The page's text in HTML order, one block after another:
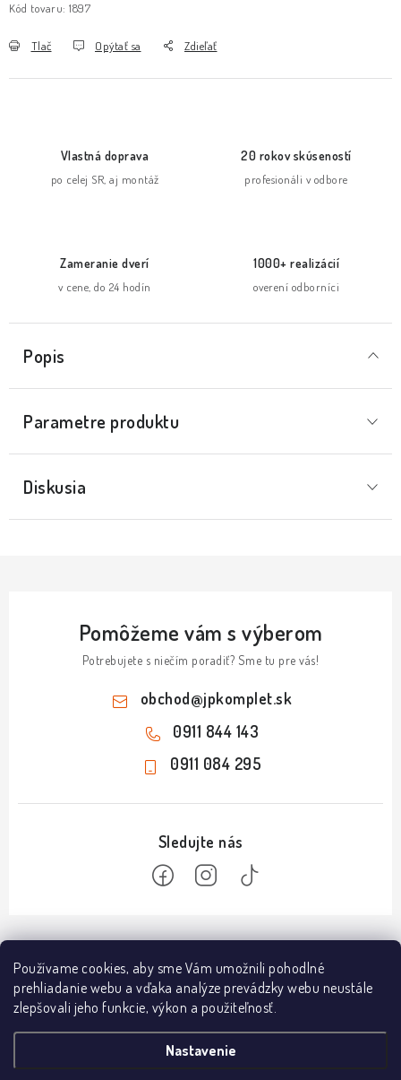
Používame cookies, aby sme Vám umožnili pohodlné
prehliadanie webu a vďaka analýze prevádzky webu neustále
zlepšovali jeho funkcie, výkon a použiteľnosť.
Nastavenie
Kód tovaru: 1897
Tlač Opýtať sa Zdieľať
Vlastná doprava
po celej SR, aj montáž
20 rokov skúseností
profesionáli v odbore
Zameranie dverí
v cene, do 24 hodín
1000+ realizácií
overení odborníci
Popis
Parametre produktu
Diskusia
Pomôžeme vám s výberom
Potrebujete s niečím poradiť? Sme tu pre vás!
obchod@jpkomplet.sk
0911 844 143
0911 084 295
Z
á
Informácie
Doprava a platba
Predajňa NÁMESTOVO
Vodárenská 029 01, Námestovo